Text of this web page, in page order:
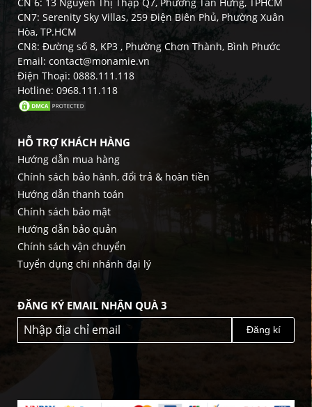
CN7: Serenity Sky Villas, 259 Điện Biên Phủ, Phường Xuân
Hòa, TP.HCM
CN8: Đường số 8, KP3 , Phường Chơn Thành, Bình Phước
Email: contact@monamie.vn
Điện Thoại: 0888.111.118
Hotline: 0968.111.118
HỖ TRỢ KHÁCH HÀNG
Hướng dẫn mua hàng
Chính sách bảo hành, đổi trả & hoàn tiền
Hướng dẫn thanh toán
Chính sách bảo mật
Hướng dẫn bảo quản
Chính sách vận chuyển
Tuyển dụng chi nhánh đại lý
ĐĂNG KÝ EMAIL NHẬN QUÀ 3
Đăng kí